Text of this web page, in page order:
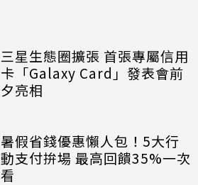
三星生態圈擴張 首張專屬信用
卡「Galaxy Card」發表會前
夕亮相
暑假省錢優惠懶人包！5大行
動支付拚場 最高回饋35%一次
看